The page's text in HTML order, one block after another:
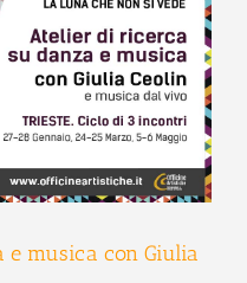
musica con Giulia